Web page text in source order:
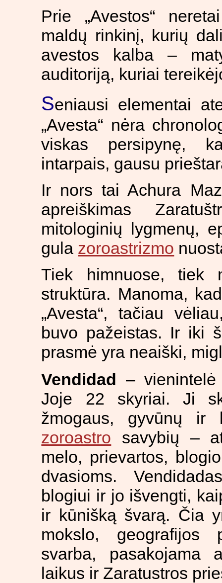
Prie „Avestos“
maldų rinkinį, kurių
avestos kalba –
auditoriją, kuriai
Seniausi elementai
„Avesta“ nėra
viskas persipynę,
intarpais, gausu
Ir nors tai Achura
apreiškimas
mitologinių lygmenų,
gula zoroastrizmo
Tiek himnuose, tiek
struktūra. Manoma,
„Avesta“, tačiau
buvo pažeistas. Ir iki
prasmė yra neaiški,
Vendidad –
Joje 22 skyriai. Ji
žmogaus, gyvūnų ir
zoroastro savybių –
melo, prievartos,
dvasioms.
blogiui ir jo išvengti,
ir kūnišką švarą. Čia
mokslo, geografijos
svarba, pasakojama
laikus ir Zaratustros